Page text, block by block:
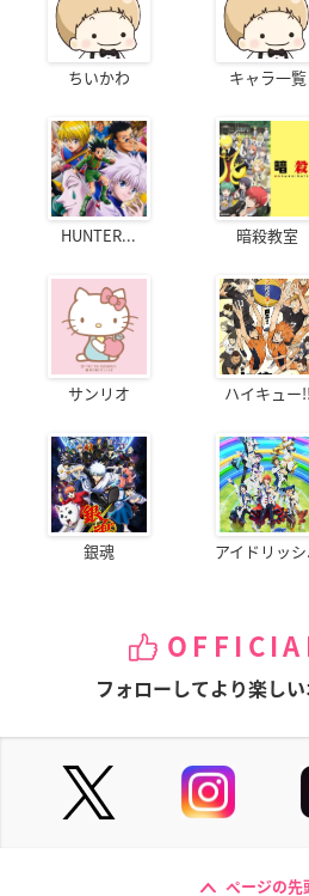
ちいかわ キャラ一覧
HUNTER... 暗殺教室
サンリオ ハイキュー!!
銀魂 アイドリッ
フォローしてより楽しい
ページの先